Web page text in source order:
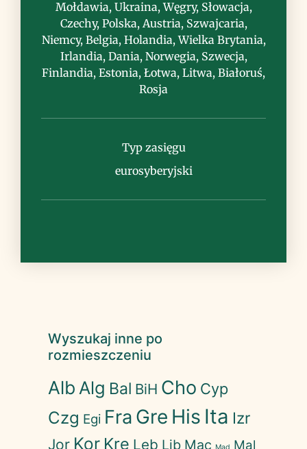
Uwagi
Mołdawia, Ukraina, Węgry, Słowacja,
Czechy, Polska, Austria, Szwajcaria,
Niemcy, Belgia, Holandia, Wielka Brytania,
Irlandia, Dania, Norwegia, Szwecja,
Finlandia, Estonia, Łotwa, Litwa, Białoruś,
Rosja
Typ zasięgu
eurosyberyjski
Wyszukaj inne po
rozmieszczeniu
Alb Alg Bal BiH Cho Cyp
Czg Egi Fra Gre His Ita Izr
Jor Kor Kre Leb Lib Mac Mal